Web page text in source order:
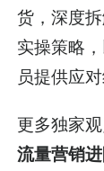
货，深度
实操策略
员提供应
更多独家
流量营销